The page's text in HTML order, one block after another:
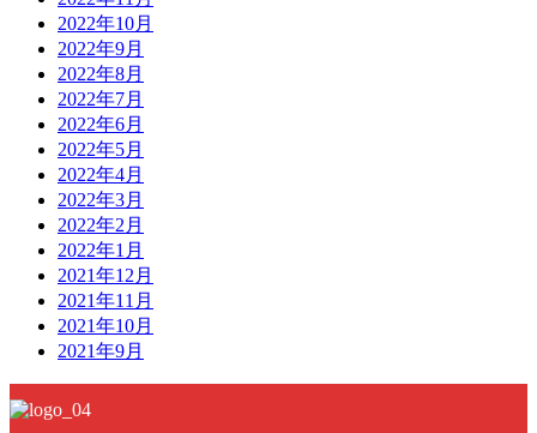
2022年10月
2022年9月
2022年8月
2022年7月
2022年6月
2022年5月
2022年4月
2022年3月
2022年2月
2022年1月
2021年12月
2021年11月
2021年10月
2021年9月